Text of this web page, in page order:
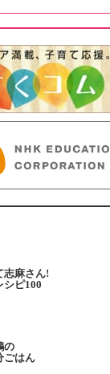
志麻さん!
シピ100
の
ごはん